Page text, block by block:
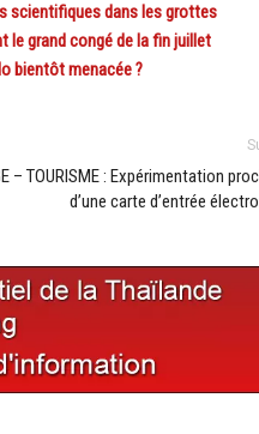
scientifiques dans les grottes
le grand congé de la fin juillet
bientôt menacée ?
– TOURISME : Expérimentation
d’une carte d’entrée